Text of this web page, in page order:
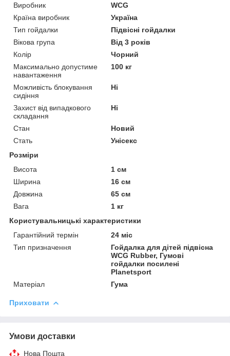
Виробник
WCG
Країна виробник
Україна
Тип гойдалки
Підвісні гойдалки
Вікова група
Від 3 років
Колір
Чорний
Максимально допустиме
навантаження
100 кг
Можливість блокування
сидіння
Ні
Захист від випадкового
складання
Ні
Стан
Новий
Стать
Унісекс
Розміри
Висота
1 см
Ширина
16 см
Довжина
65 см
Вага
1 кг
Користувальницькі характеристики
Гарантійний термін
24 міс
Тип призначення
Гойдалка для дітей підвісна
WCG Rubber, Гумові
гойдалки посилені
Planetsport
Матеріал
Гума
Приховати
Умови доставки
Нова Пошта